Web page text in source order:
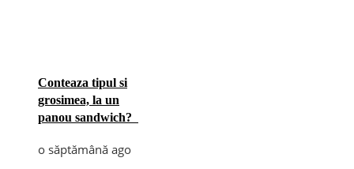
Conteaza tipul si
grosimea, la un
panou sandwich?
o săptămână ago